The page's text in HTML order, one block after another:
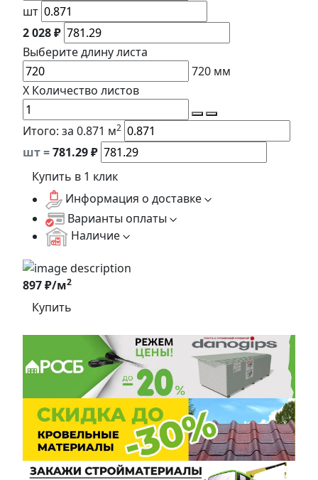
шт
2 028 ₽
Выберите длинулиста
720 мм
X Количество листов
Итого: за 0.871 м2
шт =781.29₽
Купить в 1 клик
Информация о доставке
Варианты оплаты
Наличие
897 ₽/м2
Купить